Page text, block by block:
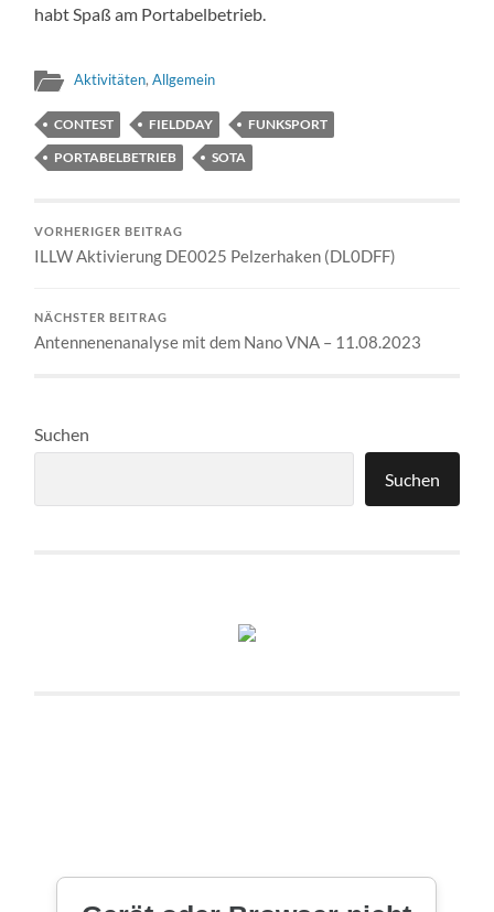
habt Spaß am Portabelbetrieb.
Aktivitäten,Allgemein
CONTEST FIELDDAY
FUNKSPORT
PORTABELBETRIEB
SOTA
VORHERIGER BEITRAG
ILLW Aktivierung DE0025 Pelzerhaken (DL0DFF)
NÄCHSTER BEITRAG
Antennenenanalyse mit dem Nano VNA – 11.08.2023
Suchen
Suchen